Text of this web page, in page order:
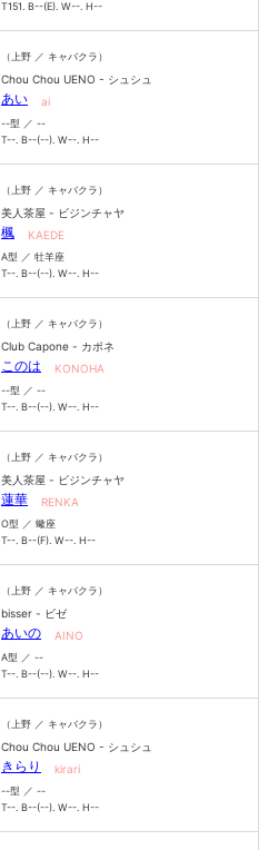
T151. B--(E). W--. H--
（上野 ／ キャバクラ）
Chou Chou UENO - シュシュ
あい ai
--型 ／ --
T--. B--(--). W--. H--
（上野 ／ キャバクラ）
美人茶屋 - ビジンチャヤ
楓 KAEDE
A型 ／ 牡羊座
T--. B--(--). W--. H--
（上野 ／ キャバクラ）
Club Capone - カポネ
このは KONOHA
--型 ／ --
T--. B--(--). W--. H--
（上野 ／ キャバクラ）
美人茶屋 - ビジンチャヤ
蓮華 RENKA
O型 ／ 蠍座
T--. B--(F). W--. H--
（上野 ／ キャバクラ）
bisser - ビゼ
あいの AINO
A型 ／ --
T--. B--(--). W--. H--
（上野 ／ キャバクラ）
Chou Chou UENO - シュシュ
きらり kirari
--型 ／ --
T--. B--(--). W--. H--